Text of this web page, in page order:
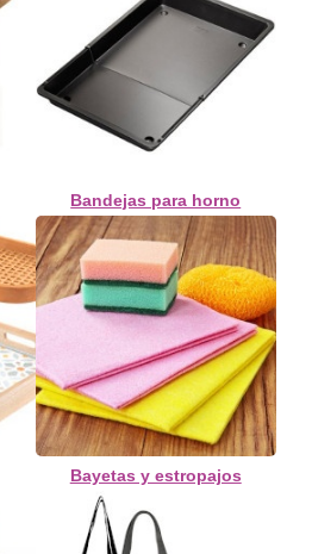
Bandejas para horno
Bayetas y estropajos